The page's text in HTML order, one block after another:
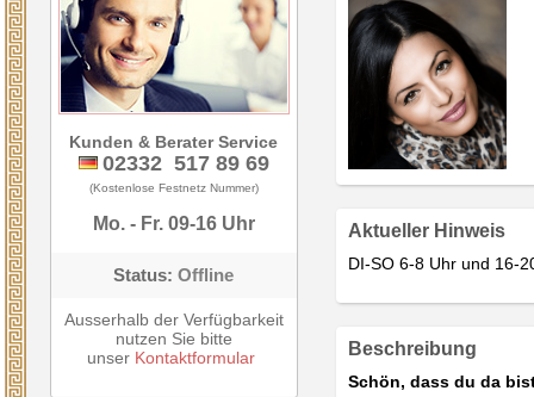
Kunden & Berater Service
02332 517 89 69
(Kostenlose Festnetz Nummer)
Mo. - Fr. 09-16 Uhr
Status:Offline
Ausserhalb der Verfügbarkeit
nutzen Sie bitte
unser Kontaktformular
Aktueller Hinweis
DI-SO 6-8 Uhr und 16-
Beschreibung
Schön, dass du da